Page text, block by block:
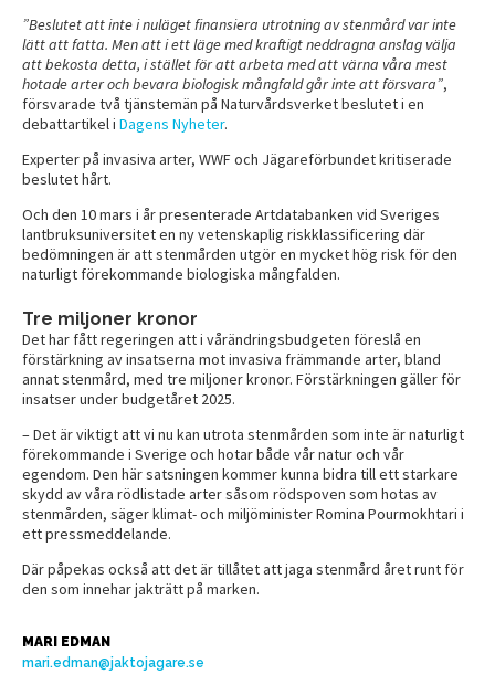
”Beslutet att inte i nuläget finansiera utrotning av stenmård var inte
lätt att fatta. Men att i ett läge med kraftigt neddragna anslag välja
att bekosta detta, i stället för att arbeta med att värna våra mest
hotade arter och bevara biologisk mångfald går inte att försvara”,
försvarade två tjänstemän på Naturvårdsverket beslutet i en
debattartikel i Dagens Nyheter.
Experter på invasiva arter, WWF och Jägareförbundet kritiserade
beslutet hårt.
Och den 10 mars i år presenterade Artdatabanken vid Sveriges
lantbruksuniversitet en ny vetenskaplig riskklassificering där
bedömningen är att stenmården utgör en mycket hög risk för den
naturligt förekommande biologiska mångfalden.
Tre miljoner kronor
Det har fått regeringen att i vårändringsbudgeten föreslå en
förstärkning av insatserna mot invasiva främmande arter, bland
annat stenmård, med tre miljoner kronor. Förstärkningen gäller för
insatser under budgetåret 2025.
– Det är viktigt att vi nu kan utrota stenmården som inte är naturligt
förekommande i Sverige och hotar både vår natur och vår
egendom. Den här satsningen kommer kunna bidra till ett starkare
skydd av våra rödlistade arter såsom rödspoven som hotas av
stenmården, säger klimat- och miljöminister Romina Pourmokhtari i
ett pressmeddelande.
Där påpekas också att det är tillåtet att jaga stenmård året runt för
den som innehar jakträtt på marken.
MARI EDMAN
mari.edman@jaktojagare.se